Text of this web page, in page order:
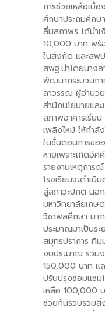
การช่วยเหลือเบื้
ศึกษาประถมศึกษ
ลิ่มสถาพร ได้นำเ
10,000 บาท พร้
ในสังกัด และสพ
สพฐ.นำโดยนาง
พัฒนากระบวนกา
ลาวรรณ ผู้อำนว
สำนักนโยบายแล
สภาพอาคารเรีย
เพลิงไหม้ ให้กำลั
ในขั้นตอนการขอ
หายเพราะเกิดอัค
รายงานเหตุการ
โรงเรียนจะดำเนิ
สู่สภาวะปกติ นอ
มหาวิทยาลัยเกษ
วิชาพลศึกษา ม.เ
ประมาณมาเป็นร
สมุทรปราการ ที
งบประมาณ รว
150,000 บาท แ
ปรับปรุงซ่อมแซ
เหลือ 100,000
ช่วยกันรวบรวม